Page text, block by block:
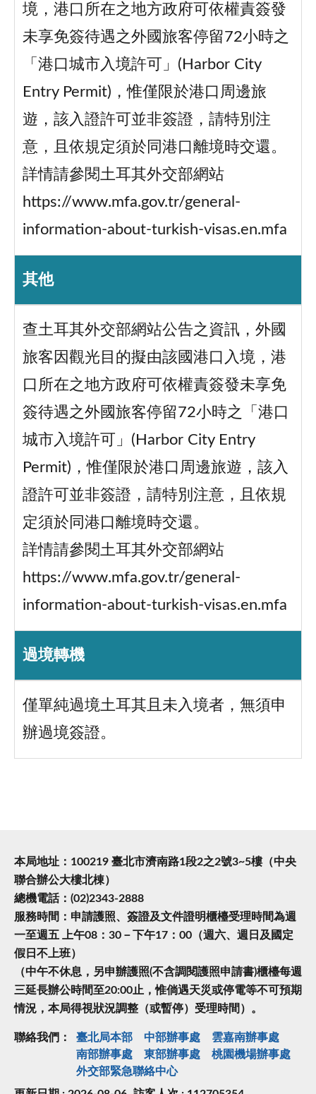
境，港口所在之地方政府可依權責簽發
未享免簽待遇之外國旅客停留72小時之
「港口城市入境許可」(Harbor City
Entry Permit)，惟僅限於港口周邊旅
遊，該入證許可並非簽證，請特別注
意，且依規定須於同港口離境時交還。
詳情請參閱土耳其外交部網站
https://www.mfa.gov.tr/general-
information-about-turkish-visas.en.mfa
其他
查土耳其外交部網站公告之資訊，外國
旅客因觀光目的擬由該國港口入境，港
口所在之地方政府可依權責簽發未享免
簽待遇之外國旅客停留72小時之「港口
城市入境許可」(Harbor City Entry
Permit)，惟僅限於港口周邊旅遊，該入
證許可並非簽證，請特別注意，且依規
定須於同港口離境時交還。
詳情請參閱土耳其外交部網站
https://www.mfa.gov.tr/general-
information-about-turkish-visas.en.mfa
過境轉機
僅單純過境土耳其且未入境者，無須申
辦過境簽證。
本局地址：100219 臺北市濟南路1段2之2號3~5樓（中央
聯合辦公大樓北棟）
總機電話：(02)2343-2888
服務時間：申請護照、簽證及文件證明櫃檯受理時間為週
一至週五 上午08：30－下午17：00（週六、週日及國定
假日不上班）
（中午不休息，另申辦護照(不含調閱護照申請書)櫃檯每週
三延長辦公時間至20:00止，惟倘遇天災或停電等不可預期
情況，本局得視狀況調整（或暫停）受理時間）。
聯絡我們： 臺北局本部 中部辦事處
雲嘉南辦事處
南部辦事處
東部辦事處
桃園機場辦事處
外交部緊急聯絡中⼼